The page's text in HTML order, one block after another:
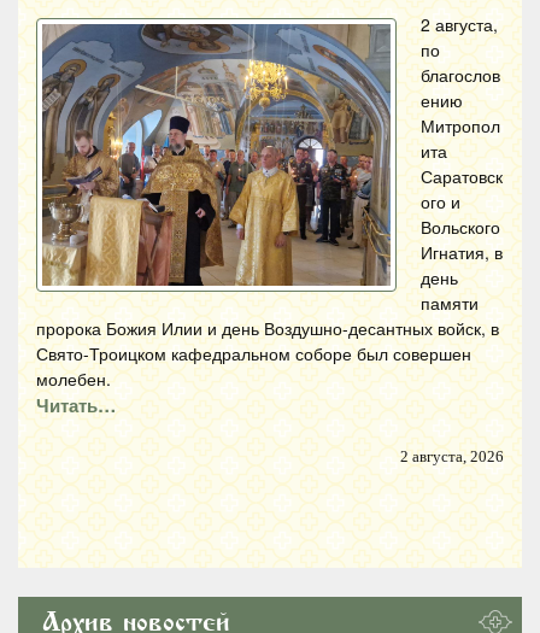
2 августа,
по
благослов
ению
Митропол
ита
Саратовск
ого и
Вольского
Игнатия, в
день
памяти
пророка Божия Илии и день Воздушно-десантных войск, в
Свято-Троицком кафедральном соборе был совершен
молебен.
Читать…
2 августа, 2026
Архив новостей